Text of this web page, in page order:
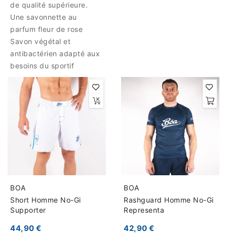
de qualité supérieure.
Une savonnette au
parfum fleur de rose
Savon végétal et
antibactérien adapté aux
besoins du sportif
BOA
Short Homme No-Gi
Supporter
44,90 €
BOA
Rashguard Homme No-Gi
Representa
42,90 €